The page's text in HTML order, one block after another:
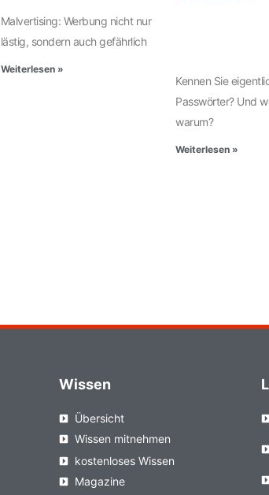
Malvertising: Werbung nicht nur
lästig, sondern auch gefährlich
Weiterlesen »
Kennen Sie
Passwörter? Und
warum?
Weiterlesen »
Wissen
Übersicht
Wissen mitnehmen
kostenloses Wissen
Magazine